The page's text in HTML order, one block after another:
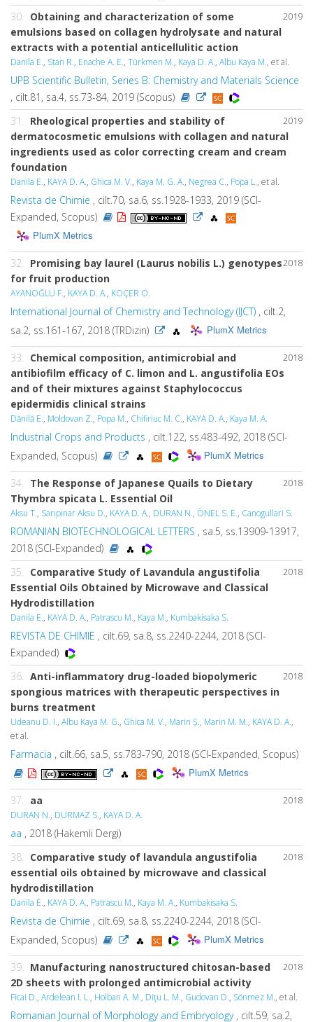
2019
30. Obtaining and characterization of some
emulsions based on collagen hydrolysate and natural
extracts with a potential anticellulitic action
Danila E., Stan R., Enache A. E., Türkmen M., Kaya D. A., Albu Kaya M., et al.
UPB Scientific Bulletin, Series B: Chemistry and Materials Science
, cilt.81, sa.4, ss.73-84, 2019 (Scopus)
2019
31. Rheological properties and stability of
dermatocosmetic emulsions with collagen and natural
ingredients used as color correcting cream and cream
foundation
Danila E., KAYA D. A., Ghica M. V., Kaya M. G. A., Negrea C., Popa L., et al.
Revista de Chimie , cilt.70, sa.6, ss.1928-1933, 2019 (SCI-
Expanded, Scopus)
PlumX Metrics
2018
32. Promising bay laurel (Laurus nobilis L.) genotypes
for fruit production
AYANOĞLU F., KAYA D. A., KOÇER O.
International Journal of Chemistry and Technology (IJCT) , cilt.2,
sa.2, ss.161-167, 2018 (TRDizin)
PlumX Metrics
2018
33. Chemical composition, antimicrobial and
antibiofilm efficacy of C. limon and L. angustifolia EOs
and of their mixtures against Staphylococcus
epidermidis clinical strains
Dănilă E., Moldovan Z., Popa M., Chifiriuc M. C., KAYA D. A., Kaya M. A.
Industrial Crops and Products , cilt.122, ss.483-492, 2018 (SCI-
Expanded, Scopus)
PlumX Metrics
2018
34. The Response of Japanese Quails to Dietary
Thymbra spicata L. Essential Oil
Aksu T., Sarıpınar Aksu D., KAYA D. A., DURAN N., ÖNEL S. E., Canogullari S.
ROMANIAN BIOTECHNOLOGICAL LETTERS , sa.5, ss.13909-13917,
2018 (SCI-Expanded)
2018
35. Comparative Study of Lavandula angustifolia
Essential Oils Obtained by Microwave and Classical
Hydrodistillation
Danila E., KAYA D. A., Patrascu M., Kaya M., Kumbakisaka S.
REVISTA DE CHIMIE , cilt.69, sa.8, ss.2240-2244, 2018 (SCI-
Expanded)
2018
36. Anti-inflammatory drug-loaded biopolymeric
spongious matrices with therapeutic perspectives in
burns treatment
Udeanu D. I., Albu Kaya M. G., Ghica M. V., Marin Ș., Marin M. M., KAYA D. A.,
et al.
Farmacia , cilt.66, sa.5, ss.783-790, 2018 (SCI-Expanded, Scopus)
PlumX Metrics
2018
37. aa
DURAN N., DURMAZ S., KAYA D. A.
aa , 2018 (Hakemli Dergi)
2018
38. Comparative study of lavandula angustifolia
essential oils obtained by microwave and classical
hydrodistillation
Danila E., KAYA D. A., Patrascu M., Kaya M. A., Kumbakisaka S.
Revista de Chimie , cilt.69, sa.8, ss.2240-2244, 2018 (SCI-
Expanded, Scopus)
PlumX Metrics
2018
39. Manufacturing nanostructured chitosan-based
2D sheets with prolonged antimicrobial activity
Ficai D., Ardelean I. L., Holban A. M., Diţu L. M., Gudovan D., Sönmez M., et al.
Romanian Journal of Morphology and Embryology, cilt.59, sa.2,